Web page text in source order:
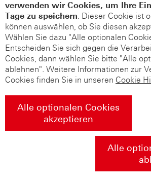
verwenden wir Cookies, um Ihre
Tage zu speichern. Dieser Cookie ist
können auswählen, ob Sie diesen
Wählen Sie dazu "Alle optionalen
Entscheiden Sie sich gegen die
Cookies, dann wählen Sie bitte "Alle
ablehnen". Weitere Informationen zur
Cookies finden Sie in unseren Cookie
Alle optionalen Cookies
akzeptieren
Alle